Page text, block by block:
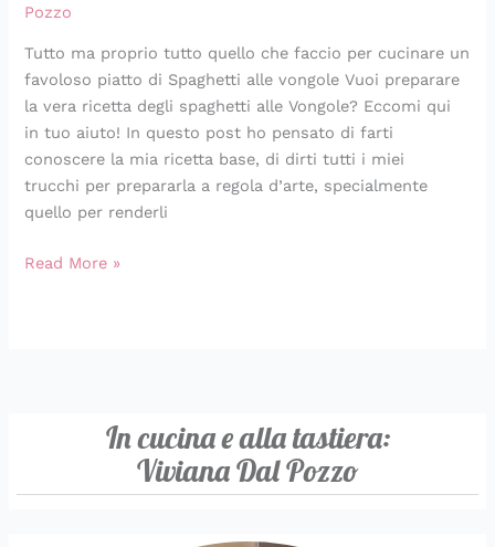
Pozzo
Tutto ma proprio tutto quello che faccio per cucinare un
favoloso piatto di Spaghetti alle vongole Vuoi preparare
la vera ricetta degli spaghetti alle Vongole? Eccomi qui
in tuo aiuto! In questo post ho pensato di farti
conoscere la mia ricetta base, di dirti tutti i miei
trucchi per prepararla a regola d’arte, specialmente
quello per renderli
Read More »
In cucina e alla tastiera:
Viviana Dal Pozzo